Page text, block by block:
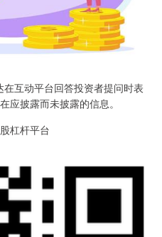
互动平台回答投资者提问时表
应披露而未披露的信息。
杠杆平台